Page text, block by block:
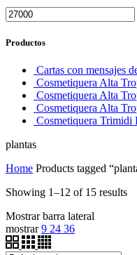
Productos
Cartas con mensajes
Cosmetiquera Alta
Cosmetiquera Alta
Cosmetiquera Alta
Cosmetiquera Trimidi
plantas
Home Products tagged
Showing 1–12 of 15 results
Mostrar barra lateral
mostrar 9 24 36